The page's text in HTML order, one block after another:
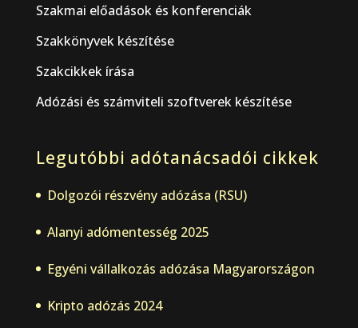
Szakmai előadások és konferenciák
Szakkönyvek készítése
Szakcikkek írása
Adózási és számviteli szoftverek készítése
Legutóbbi adótanácsadói cikkek
Dolgozói részvény adózása (RSU)
Alanyi adómentesség 2025
Egyéni vállalkozás adózása Magyarországon
Kripto adózás 2024